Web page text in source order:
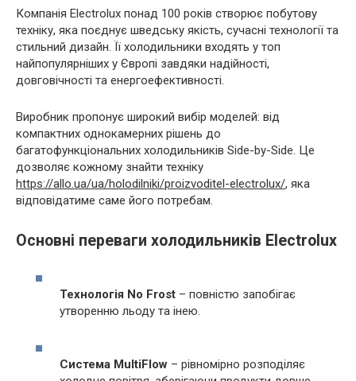
Компанія Electrolux понад 100 років створює побутову
техніку, яка поєднує шведську якість, сучасні технології та
стильний дизайн. Її холодильники входять у топ
найпопулярніших у Європі завдяки надійності,
довговічності та енергоефективності.
Виробник пропонує широкий вибір моделей: від
компактних однокамерних рішень до
багатофункціональних холодильників Side-by-Side. Це
дозволяє кожному знайти техніку
https://allo.ua/ua/holodilniki/proizvoditel-electrolux/, яка
відповідатиме саме його потребам.
Основні переваги холодильників Electrolux
Технологія No Frost – повністю запобігає
утворенню льоду та інею.
Система MultiFlow – рівномірно розподіляє